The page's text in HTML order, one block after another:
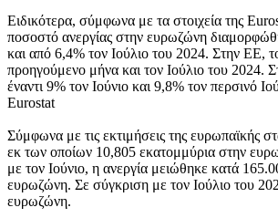
Ειδικότερα, σύμφωνα με τα στοιχεία της
ποσοστό ανεργίας στην ευρωζώνη
και από 6,4% τον Ιούλιο του 2024. Στην ΕΕ,
προηγούμενο μήνα και τον Ιούλιο του 2024.
έναντι 9% τον Ιούνιο και 9,8% τον περσινό
Eurostat
Σύμφωνα με τις εκτιμήσεις της ευρωπαϊκής
εκ των οποίων 10,805 εκατομμύρια στην
με τον Ιούνιο, η ανεργία μειώθηκε κατά
ευρωζώνη. Σε σύγκριση με τον Ιούλιο του
ευρωζώνη.